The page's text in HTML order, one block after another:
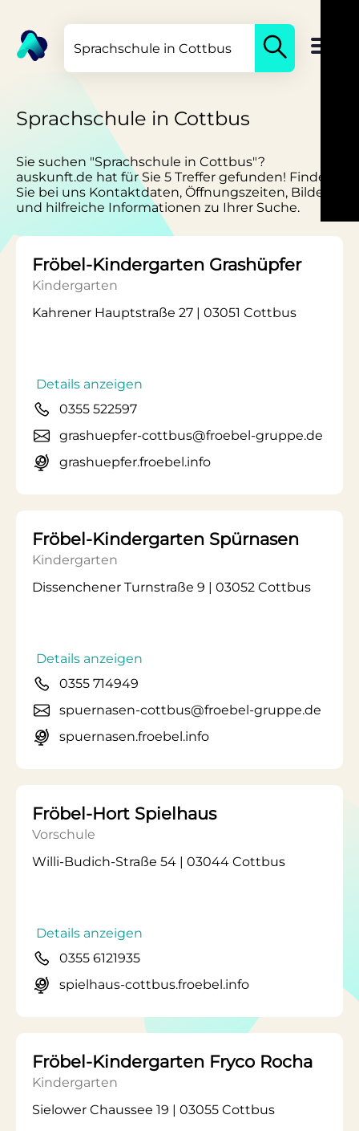
Sprachschule in Cottbus
Sie suchen "Sprachschule in Cottbus"?
auskunft.de hat für Sie 5 Treffer gefunden! Finden
Sie bei uns Kontaktdaten, Öffnungszeiten, Bilder
und hilfreiche Informationen zu Ihrer Suche.
Fröbel-Kindergarten Grashüpfer
Kindergarten
Kahrener Hauptstraße 27 | 03051 Cottbus
Details anzeigen
0355 522597
grashuepfer-cottbus@froebel-gruppe.de
grashuepfer.froebel.info
Fröbel-Kindergarten Spürnasen
Kindergarten
Dissenchener Turnstraße 9 | 03052 Cottbus
Details anzeigen
0355 714949
spuernasen-cottbus@froebel-gruppe.de
spuernasen.froebel.info
Fröbel-Hort Spielhaus
Vorschule
Willi-Budich-Straße 54 | 03044 Cottbus
Details anzeigen
0355 6121935
spielhaus-cottbus.froebel.info
Fröbel-Kindergarten Fryco Rocha
Kindergarten
Sielower Chaussee 19 | 03055 Cottbus